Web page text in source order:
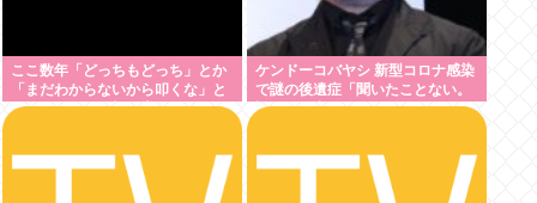
ここ数年「どっちもどっち」とか
「まだわからないから叩くな」と
かゆうチキン野郎が増えたけどど
ケンドーコバヤシ 新型コロナ感染
で謎の後遺症「聞いたことない。
調べても出てこない」